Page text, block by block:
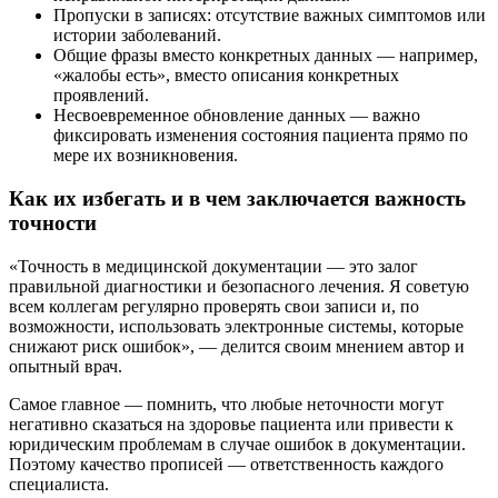
Пропуски в записях: отсутствие важных симптомов или
истории заболеваний.
Общие фразы вместо конкретных данных — например,
«жалобы есть», вместо описания конкретных
проявлений.
Несвоевременное обновление данных — важно
фиксировать изменения состояния пациента прямо по
мере их возникновения.
Как их избегать и в чем заключается важность
точности
«Точность в медицинской документации — это залог
правильной диагностики и безопасного лечения. Я советую
всем коллегам регулярно проверять свои записи и, по
возможности, использовать электронные системы, которые
снижают риск ошибок», — делится своим мнением автор и
опытный врач.
Самое главное — помнить, что любые неточности могут
негативно сказаться на здоровье пациента или привести к
юридическим проблемам в случае ошибок в документации.
Поэтому качество прописей — ответственность каждого
специалиста.